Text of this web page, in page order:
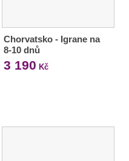
Chorvatsko - Igrane na
8-10 dnů
3 190 Kč